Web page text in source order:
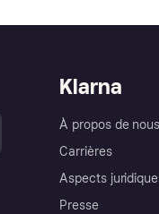
Klarna
À propos de nous
Carrières
Aspects
Presse